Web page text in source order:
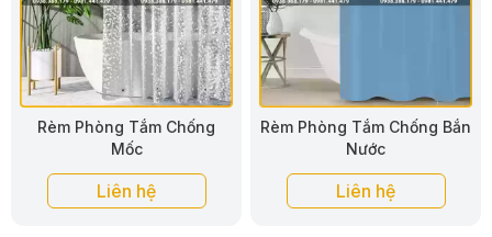
Rèm Phòng Tắm Chống Bắn
Nước
Liên hệ
Rèm Phòng Tắm Dễ Vệ Sinh
Liên hệ